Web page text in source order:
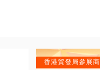
香港貿發局參展商